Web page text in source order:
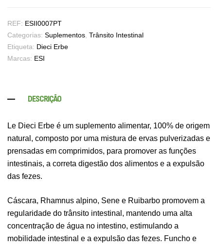
REF: ESII0007PT
Categorias: Suplementos Trânsito Intestinal
Etiqueta: Dieci Erbe
Marcas: ESI
DESCRIÇÃO
Le Dieci Erbe é um suplemento alimentar, 100% de origem
natural, composto por uma mistura de ervas pulverizadas e
prensadas em comprimidos, para promover as funções
intestinais, a correta digestão dos alimentos e a expulsão
das fezes.
Cáscara, Rhamnus alpino, Sene e Ruibarbo promovem a
regularidade do trânsito intestinal, mantendo uma alta
concentração de água no intestino, estimulando a
mobilidade intestinal e a expulsão das fezes. Funcho e